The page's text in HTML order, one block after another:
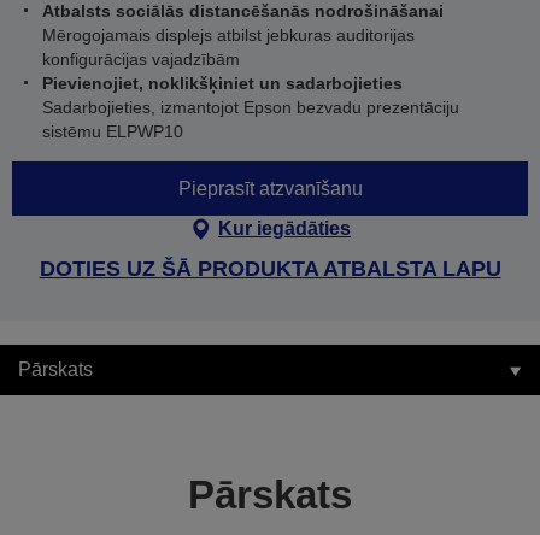
Atbalsts sociālās distancēšanās nodrošināšanai
Mērogojamais displejs atbilst jebkuras auditorijas
konfigurācijas vajadzībām
Pievienojiet, noklikšķiniet un sadarbojieties
Sadarbojieties, izmantojot Epson bezvadu prezentāciju
sistēmu ELPWP10
Pieprasīt atzvanīšanu
Kur iegādāties
DOTIES UZ ŠĀ PRODUKTA ATBALSTA LAPU
Pārskats
Pārskats